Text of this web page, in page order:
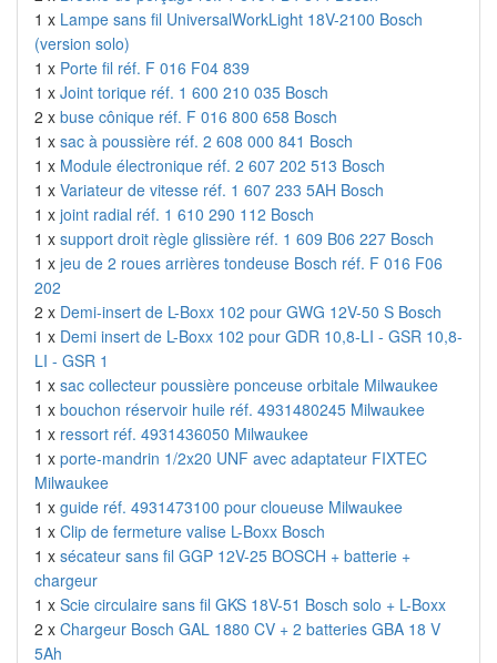
1 x Lampe sans fil UniversalWorkLight 18V-2100 Bosch
(version solo)
1 x Porte fil réf. F 016 F04 839
1 x Joint torique réf. 1 600 210 035 Bosch
2 x buse cônique réf. F 016 800 658 Bosch
1 x sac à poussière réf. 2 608 000 841 Bosch
1 x Module électronique réf. 2 607 202 513 Bosch
1 x Variateur de vitesse réf. 1 607 233 5AH Bosch
1 x joint radial réf. 1 610 290 112 Bosch
1 x support droit règle glissière réf. 1 609 B06 227 Bosch
1 x jeu de 2 roues arrières tondeuse Bosch réf. F 016 F06
202
2 x Demi-insert de L-Boxx 102 pour GWG 12V-50 S Bosch
1 x Demi insert de L-Boxx 102 pour GDR 10,8-LI - GSR 10,8-
LI - GSR 1
1 x sac collecteur poussière ponceuse orbitale Milwaukee
1 x bouchon réservoir huile réf. 4931480245 Milwaukee
1 x ressort réf. 4931436050 Milwaukee
1 x porte-mandrin 1/2x20 UNF avec adaptateur FIXTEC
Milwaukee
1 x guide réf. 4931473100 pour cloueuse Milwaukee
1 x Clip de fermeture valise L-Boxx Bosch
1 x sécateur sans fil GGP 12V-25 BOSCH + batterie +
chargeur
1 x Scie circulaire sans fil GKS 18V-51 Bosch solo + L-Boxx
2 x Chargeur Bosch GAL 1880 CV + 2 batteries GBA 18 V
5Ah